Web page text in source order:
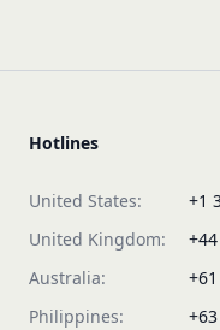
Hotlines
United States:
+1
United Kingdom:
Australia:
Philippines: